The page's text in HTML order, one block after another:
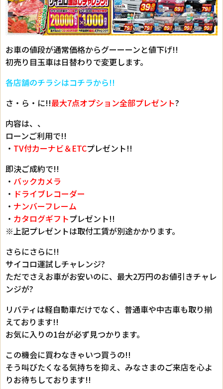
お車の値段が通常価格からグーーーンと値下げ!!
初売り目玉車は日替わりで変更します。
各店舗のチラシはコチラから!!
さ・ら・に!!最大7点オプション全部プレゼント?
内容は、、
ローンご利用で!!
・ TV付カーナビ＆ETCプレゼント!!
即決ご成約で!!
・ バックカメラ
・ ドライブレコーダー
・ ナンバーフレーム
・ カタログギフトプレゼント!!
※上記プレゼントは取付工賃が別途かかります。
さらにさらに!!
サイコロ運試しチャレンジ?
ただでさえお車がお安いのに、最大2万円のお値引きチャレ
ンジが?
リバティは軽自動車だけでなく、普通車や中古車も取り揃
えております!!
お気に入りの1台が必ず見つかります。
この機会に買わなきゃいつ買うの!!
そう叫びたくなる気持ちを抑え、みなさまのご来店を心よ
りお待ちしております!!